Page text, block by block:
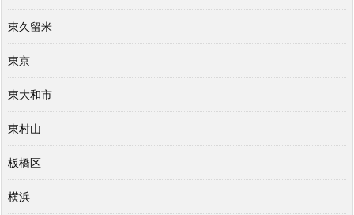
東久留米
東京
東大和市
東村山
板橋区
横浜